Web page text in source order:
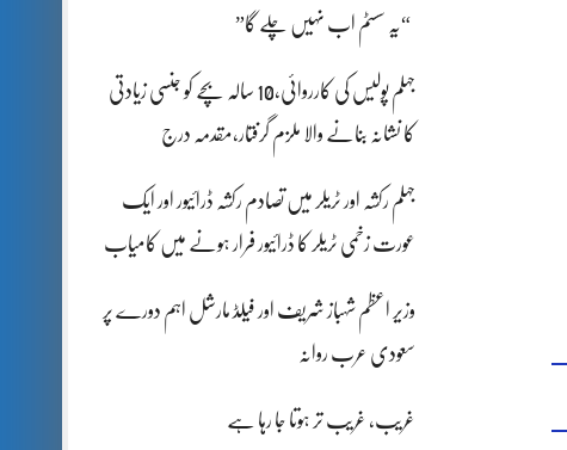
“یہ سسٹم اب نہیں چلے گا”
جہلم پولیس کی کارروائی،10 سالہ بچے کو جنسی زیادتی
کا نشانہ بنانے والا ملزم گرفتار،مقدمہ درج
جہلم رکشہ اور ٹریلر میں تصادم رکشہ ڈرائیور اور ایک
عورت زخمی ٹریلر کا ڈرائیور فرار ہونے میں کامیاب
وزیر اعظم شہباز شریف اور فیلڈ مارشل اہم دورے پر
سعودی عرب روانہ
غریب، غریب تر ہوتا جا رہا ہے